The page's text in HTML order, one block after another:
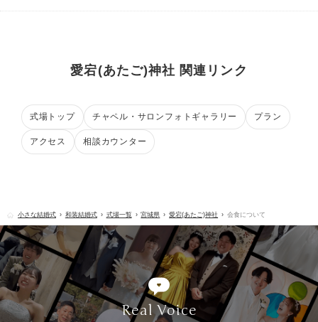
愛宕(あたご)神社 関連リンク
式場トップ チャペル・サロンフォトギャラリー プラン
アクセス 相談カウンター
小さな結婚式 和装結婚式 式場一覧 宮城県 愛宕(あたご)神社 会食について
Real Voice